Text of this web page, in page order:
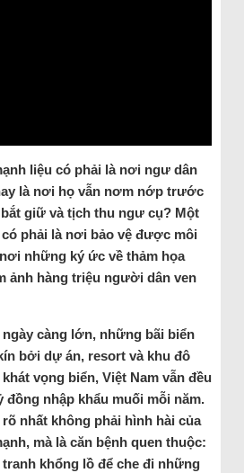
liệu có phải là nơi ngư dân
là nơi họ vẫn nơm nớp trước
giữ và tịch thu ngư cụ? Một
phải là nơi bảo vệ được môi
những ký ức về thảm họa
ảnh hàng triệu người dân ven
càng lớn, những bãi biển
bởi dự án, resort và khu đô
vọng biển, Việt Nam vẫn đều
đồng nhập khẩu muối mỗi năm.
nhất không phải hình hài của
mà là căn bệnh quen thuộc:
khổng lồ để che đi những